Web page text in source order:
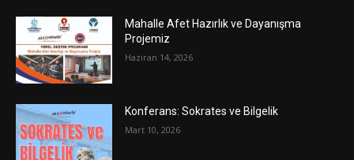
Mahalle Afet Hazırlık ve Dayanışma
Projemiz
Haziran 14, 2026
Konferans: Sokrates ve Bilgelik
Mart 10, 2026